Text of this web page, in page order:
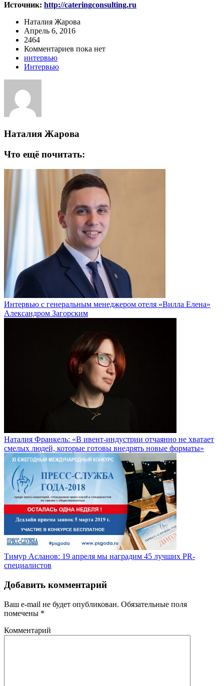
Источник: http://cateringconsulting.ru
Наталия Жарова
Апрель 6, 2016
2464
Комментариев пока нет
интервью
Интервью
Наталия Жарова
Что ещё почитать:
Интервью с генеральным менеджером отеля «Вилла Елена»
Александром Загорским
Наталия Франкель: «В ивент-индустрии отчаянно не хватает
смелых людей, которые готовы внедрять новые форматы»
Тимур Асланов: 19 апреля мы наградим 45 лучших PR-
специалистов
Добавить комментарий
Ваш e-mail не будет опубликован. Обязательные поля
помечены *
Комментарий